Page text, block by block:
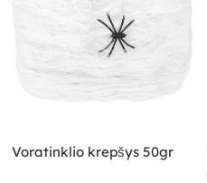
Voratinklio krepšys 50gr